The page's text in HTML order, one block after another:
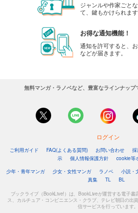
ジャンルや作家ごと
て、鍵もかけられます
お得な通知機能！
通知を許可すると、
などが届きます。
無料マンガ・ラノベなど、豊富なラインナップ
ログイン
ご利用ガイド FAQ(よくある質問) お問い合わせ 採
示
個人情報保護方針
cookie等
少年・青年マンガ
少女・女性マンガ ラノベ 小説・
真集
TL BL
ブックライブ（BookLive!）は、BookLiveが運営する電子書
ス、カルチュア・コンビニエンス・クラブ、テレビ朝日の出
信サービスを行っています。